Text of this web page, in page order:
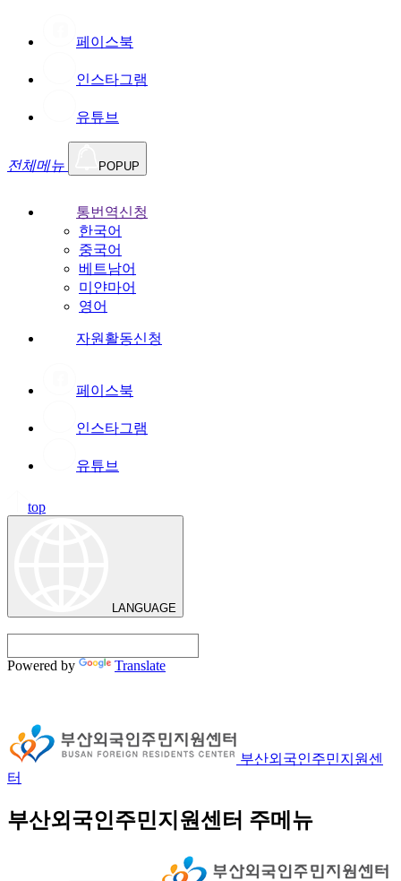
페이스북
인스타그램
유튜브
전체메뉴 POPUP
통번역신청
한국어
중국어
베트남어
미얀마어
영어
자원활동신청
페이스북
인스타그램
유튜브
top
LANGUAGE
Powered by Translate
부산외국인주민지원센
터
부산외국인주민지원센터 주메뉴